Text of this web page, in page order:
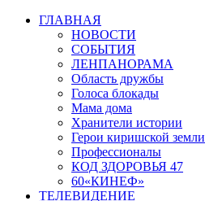
ГЛАВНАЯ
НОВОСТИ
СОБЫТИЯ
ЛЕНПАНОРАМА
Область дружбы
Голоса блокады
Мама дома
Хранители истории
Герои киришской земли
Профессионалы
КОД ЗДОРОВЬЯ 47
60«КИНЕФ»
ТЕЛЕВИДЕНИЕ